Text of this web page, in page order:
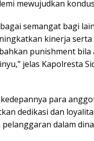
mewujudkan
semangat bagi
kinerja
punishment
jelas Kapolresta
para
dedikasi dan
dalam